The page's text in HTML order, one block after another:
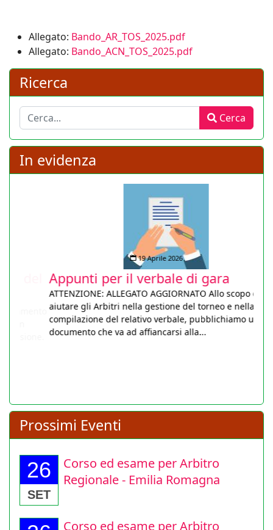
Allegato: Bando_AR_TOS_2025.pdf
Ricerca
Cerca Cerca
In evidenza
19 Aprile 2026
Appunti per il verbale di gara
ATTENZIONE: ALLEGATO AGGIORNATO Allo scopo di
aiutare gli Arbitri nella gestione del torneo e nella
compilazione del relativo verbale, pubblichiamo un utile
Prossimi Eventi
26
SET
Corso ed esame per Arbitro
Regionale - Emilia Romagna